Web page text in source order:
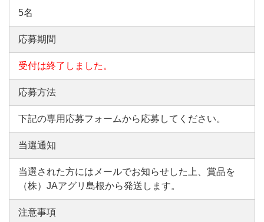
5名
応募期間
受付は終了しました。
応募方法
下記の専用応募フォームから応募してください。
当選通知
当選された方にはメールでお知らせした上、賞品を
（株）JAアグリ島根から発送します。
注意事項